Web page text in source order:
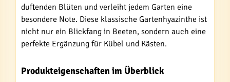
duftenden Blüten und verleiht jedem Garten eine
besondere Note. Diese klassische Gartenhyazinthe ist
nicht nur ein Blickfang in Beeten, sondern auch eine
perfekte Ergänzung für Kübel und Kästen.
Produkteigenschaften im Überblick